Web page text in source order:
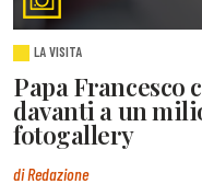
LA VISITA
Papa Francesco
davanti a un
fotogallery
di Redazione